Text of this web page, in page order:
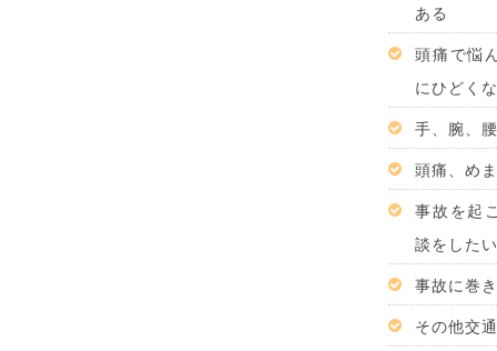
ある
頭痛で悩
にひどく
手、腕、
頭痛、め
事故を起
談をした
事故に巻
その他交